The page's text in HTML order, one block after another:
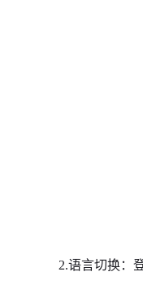
2.语言切换：